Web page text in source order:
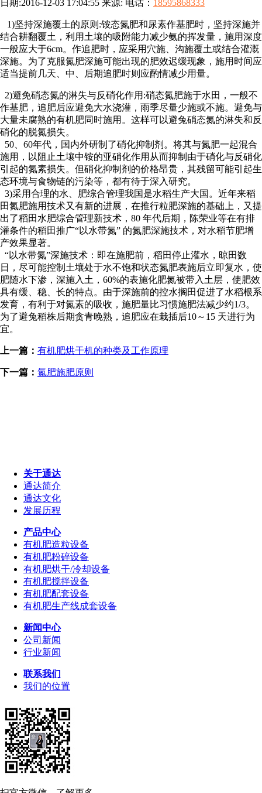
日期:2016-12-03 17:04:55 来源: 电话： 18595868333
1)坚持深施覆土的原则:铵态氮肥和尿素作基肥时，坚持深施并
结合耕翻覆土，利用土壤的吸附能力减少氨的挥发量，施用深度
一般应大于6cm。作追肥时，应采用穴施、沟施覆土或结合灌溉
深施。为了克服氮肥深施可能出现的肥效迟缓现象，施用时间应
适当提前几天、中、后期追肥时则应酌情减少用量。
2)避免硝态氮的淋失与反硝化作用:硝态氮肥施于水田，一般不
作基肥，追肥后应避免大水浇灌，雨季尽量少施或不施。避免与
大量未腐熟的有机肥同时施用。这样可以避兔硝态氮的淋失和反
硝化的脱氮损失。
50、60年代，国内外研制了硝化抑制剂。将其与氮肥一起混合
施用，以阻止土壤中铵的亚硝化作用从而抑制由于硝化与反硝化
引起的氮素损失。但硝化抑制剂的价格昂贵，其残留可能引起生
态环境与食物链的污染等，都有待于深入研究。
3)采用合理的水、肥综合管理我国是水稻生产大国。近年来稻
田氮肥施用技术又有新的进展，在推行粒肥深施的基础上，又提
出了稻田水肥综合管理新技术，80 年代后期，陈荣业等在有排
灌条件的稻田推广“以水带氮” 的氮肥深施技术，对水稻节肥增
产效果显著。
“以水带氮”深施技术：即在施肥前，稻田停止灌水，晾田数
日，尽可能控制土壤处于水不饱和状态氮肥表施后立即复水，使
肥随水下渗，深施入土，60%的表施化肥氮被带入土层，使肥效
具有缓、稳、长的特点。由于深施前的控水搁田促进了水稻根系
发育，有利于对氮素的吸收，施肥量比习惯施肥法减少约1/3。
为了避兔稻株后期贪青晚熟，追肥应在栽插后10～15 天进行为
宜。
上一篇： 有机肥烘干机的种类及工作原理
下一篇： 氮肥施肥原则
关于通达
通达简介
通达文化
发展历程
产品中心
有机肥造粒设备
有机肥粉碎设备
有机肥烘干/冷却设备
有机肥搅拌设备
有机肥配套设备
有机肥生产线成套设备
新闻中心
公司新闻
行业新闻
联系我们
我们的位置